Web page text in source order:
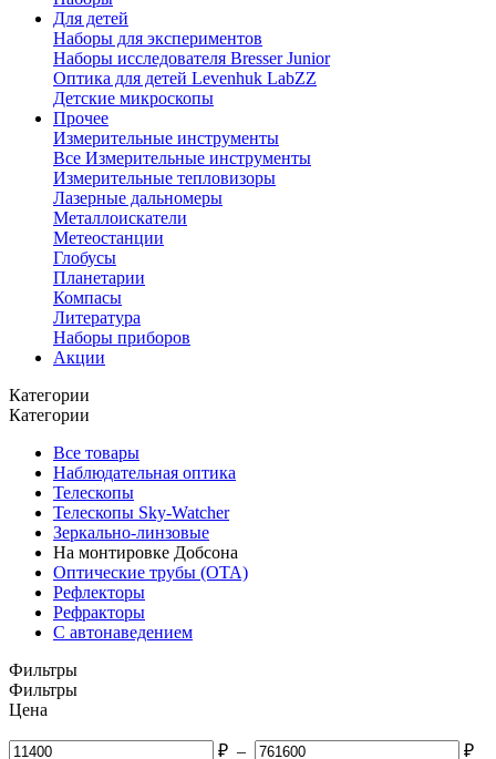
Для детей
Наборы для экспериментов
Наборы исследователя Bresser Junior
Оптика для детей Levenhuk LabZZ
Детские микроскопы
Прочее
Измерительные инструменты
Все Измерительные инструменты
Измерительные тепловизоры
Лазерные дальномеры
Металлоискатели
Метеостанции
Глобусы
Планетарии
Компасы
Литература
Наборы приборов
Акции
Категории
Категории
Все товары
Наблюдательная оптика
Телескопы
Телескопы Sky-Watcher
Зеркально-линзовые
На монтировке Добсона
Оптические трубы (OTA)
Рефлекторы
Рефракторы
С автонаведением
Фильтры
Фильтры
Цена
₽ – ₽